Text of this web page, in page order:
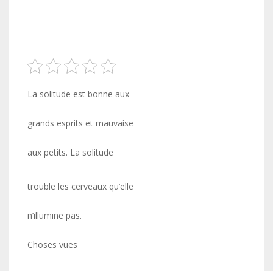
La solitude est bonne aux
grands esprits et mauvaise
aux petits. La solitude
trouble les cerveaux qu’elle
n’illumine pas.
Choses vues